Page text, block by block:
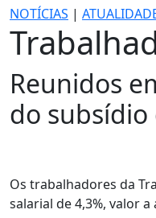
NOTÍCIAS |
Reunidos
do subsídio
Os trabalhadores da
salarial de 4,3%, valor